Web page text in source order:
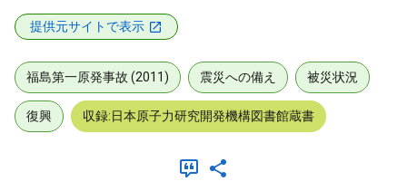
提供元サイトで表示
福島第一原発事故 (2011) 震災への備え 被災状況
復興 収録:日本原子力研究開発機構図書館蔵書